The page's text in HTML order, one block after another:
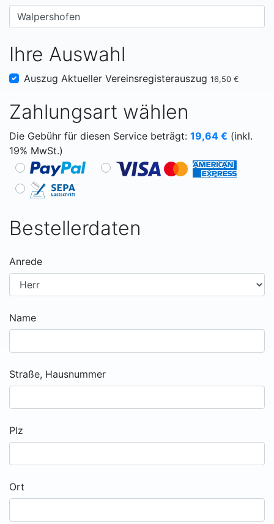
Ihre Auswahl
Auszug Aktueller Vereinsregisterauszug 16,50 €
Zahlungsart wählen
Die Gebühr für diesen Service beträgt: 19,64 € (inkl.
19% MwSt.)
Bestellerdaten
Anrede
Name
Straße, Hausnummer
Plz
Ort